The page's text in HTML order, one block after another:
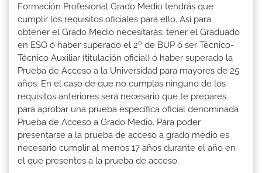
Formación Profesional Grado Medio tendrás que
cumplir los requisitos oficiales para ello. Así para
obtener el Grado Medio necesitarás: tener el Graduado
en ESO ó haber superado el 2º de BUP ó ser Técnico-
Técnico Auxiliar (titulación oficial) ó haber superado la
Prueba de Acceso a la Universidad para mayores de 25
años. En el caso de que no cumplas ninguno de los
requisitos anteriores será necesario que te prepares
para aprobar una prueba específica oficial denominada
Prueba de Acceso a Grado Medio. Para poder
presentarse a la prueba de acceso a grado medio es
necesario cumplir al menos 17 años durante el año en
el que presentes a la prueba de acceso.